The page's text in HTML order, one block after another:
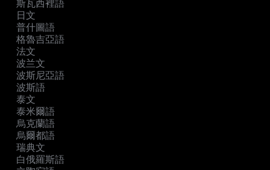
斯瓦西裡語
日文
普什圖語
格魯吉亞語
法文
波兰文
波斯尼亞語
波斯語
泰文
泰米爾語
烏克蘭語
烏爾都語
瑞典文
白俄羅斯語